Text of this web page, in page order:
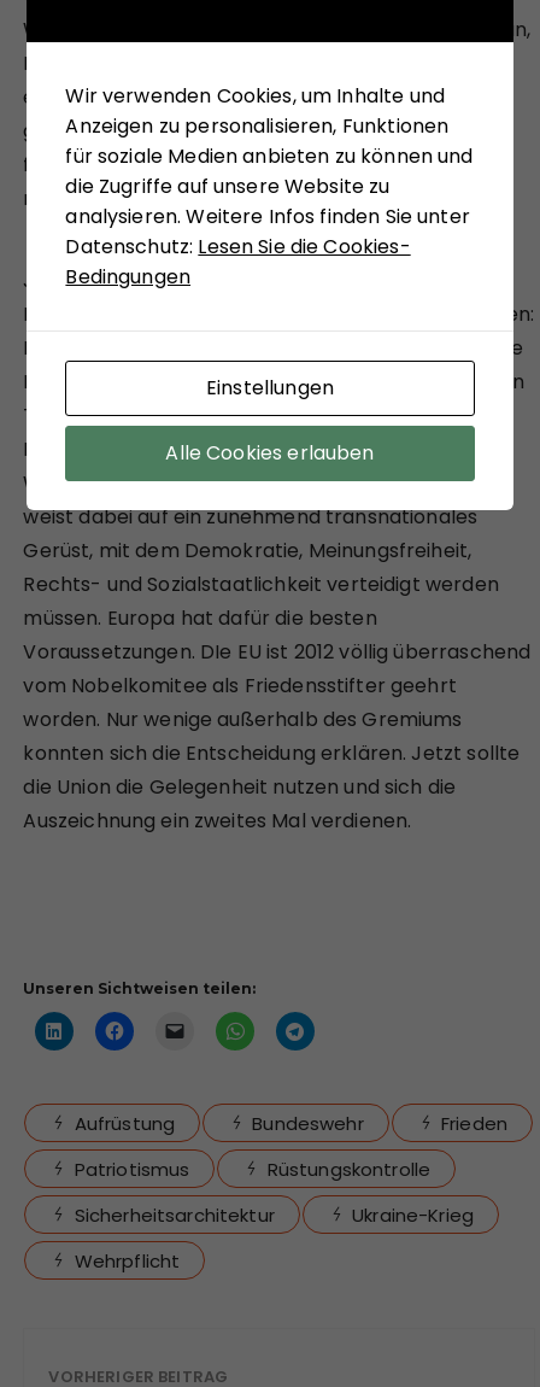
Weltordnung“ mit Blick auf Syrien, Gaza, Afghanistan,
Mali, Jemen, Kongo, Sudan etc. als Sprechblase
entpuppt. Weil sie weder friedlich noch
gemeinschaftlich ist, sind Anspruch und Idee einer
friedlichen internationalen Gemeinschaft jedoch
nicht per se falsch.
Johannes Varwick, Experte für Internationale
Beziehungen, plädiert für ein umfassendes Vorgehen:
Eine ausbalancierte Sicherheitspolitik bedeute „eine
Politik des Interessenausgleichs, der diplomatischen
Tugenden, der Verlässlichkeit und der
Rüstungskontrolle“, schreibt der Politologe in der
Wochenzeitung „der Freitag“. Die Kompassnadel
weist dabei auf ein zunehmend transnationales
Gerüst, mit dem Demokratie, Meinungsfreiheit,
Rechts- und Sozialstaatlichkeit verteidigt werden
müssen. Europa hat dafür die besten
Voraussetzungen. DIe EU ist 2012 völlig überraschend
vom Nobelkomitee als Friedensstifter geehrt
worden. Nur wenige außerhalb des Gremiums
konnten sich die Entscheidung erklären. Jetzt sollte
die Union die Gelegenheit nutzen und sich die
Auszeichnung ein zweites Mal verdienen.
Unseren Sichtweisen teilen:
Aufrüstung Bundeswehr
Frieden
Patriotismus
Rüstungskontrolle
Sicherheitsarchitektur
Ukraine-Krieg
Wehrpflicht
VORHERIGER BEITRAG
Wir verwenden Cookies, um Inhalte und
Anzeigen zu personalisieren, Funktionen
für soziale Medien anbieten zu können und
die Zugriffe auf unsere Website zu
analysieren. Weitere Infos finden Sie unter
Datenschutz: Lesen Sie die Cookies-
Bedingungen
Einstellungen
Alle Cookies erlauben